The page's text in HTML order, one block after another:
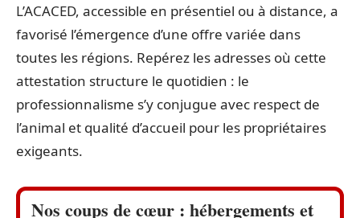
L’ACACED, accessible en présentiel ou à distance, a
favorisé l’émergence d’une offre variée dans
toutes les régions. Repérez les adresses où cette
attestation structure le quotidien : le
professionnalisme s’y conjugue avec respect de
l’animal et qualité d’accueil pour les propriétaires
exigeants.
Nos coups de cœur : hébergements et